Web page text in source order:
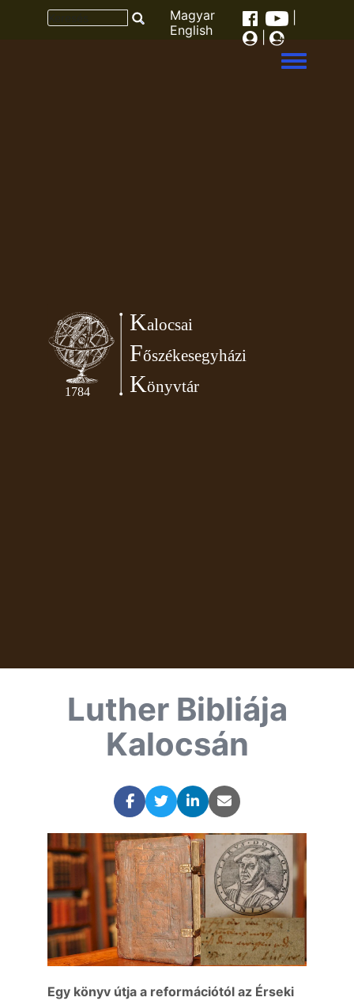
Magyar
English
Toggle
Luther Bibliája
Kalocsán
Egy könyv útja a reformációtól az Érseki